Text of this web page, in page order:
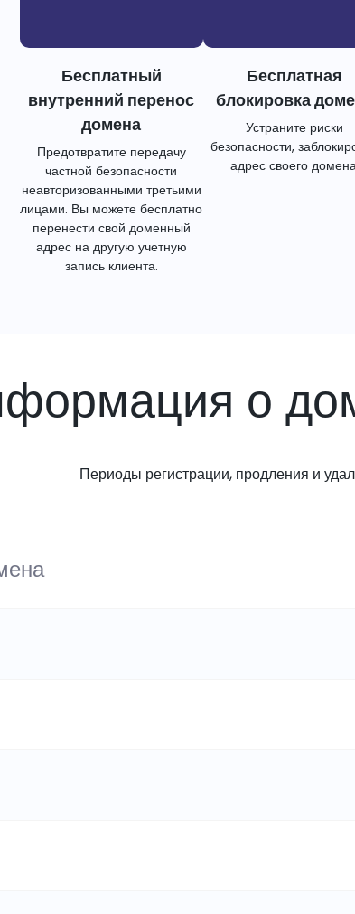
Бесплатный
внутренний перенос
домена
Предотвратите передачу
частной безопасности
неавторизованными третьими
лицами. Вы можете бесплатно
перенести свой доменный
адрес на другую учетную
запись клиента.
Бесплатная
блокировка
Устраните риски
безопасности,
адрес своего
о
Периоды регистрации, продления и